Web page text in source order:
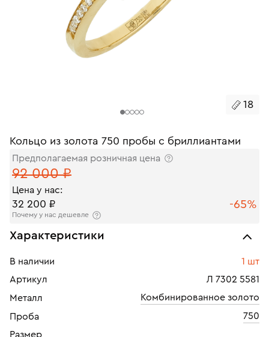
18
Кольцо из золота 750 пробы с бриллиантами
Предполагаемая розничная цена
92 000 ₽
Цена у нас:
32 200 ₽ -65%
Почему у нас дешевле
Характеристики
В наличии
1 шт
Артикул
Л 7302 5581
Металл
Комбинированное золото
Проба
750
Размер